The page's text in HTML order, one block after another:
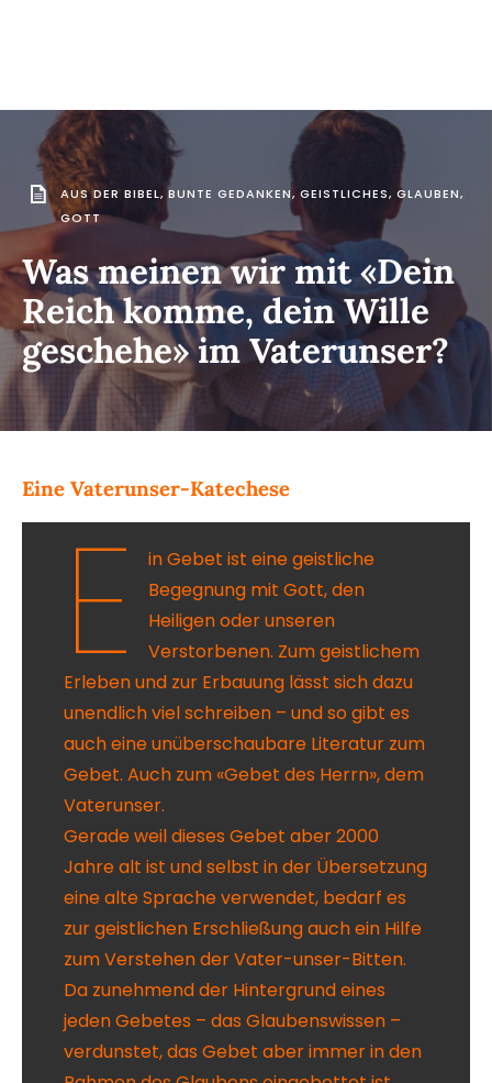
AUS DER BIBEL, BUNTE GEDANKEN,GEISTLICHES, GLAUBEN,
GOTT
Was meinen wir mit «Dein
Reich komme, dein Wille
geschehe» im Vaterunser?
Eine Vaterunser-Katechese
E
in Gebet ist eine geistliche
Begegnung mit Gott, den
Heiligen oder unseren
Verstorbenen. Zum geistlichem
Erleben und zur Erbauung lässt sich dazu
unendlich viel schreiben – und so gibt es
auch eine unüberschaubare Literatur zum
Gebet. Auch zum «Gebet des Herrn», dem
Vaterunser.
Gerade weil dieses Gebet aber 2000
Jahre alt ist und selbst in der Übersetzung
eine alte Sprache verwendet, bedarf es
zur geistlichen Erschließung auch ein Hilfe
zum Verstehen der Vater-unser-Bitten.
Da zunehmend der Hintergrund eines
jeden Gebetes – das Glaubenswissen –
verdunstet, das Gebet aber immer in den